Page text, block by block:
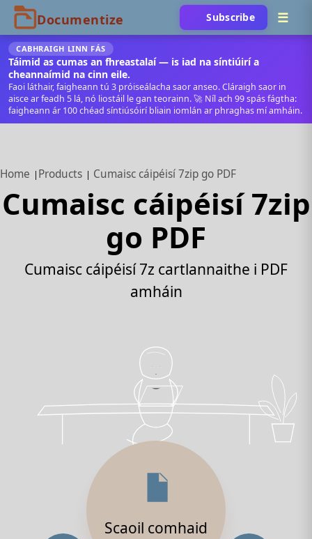
Subscribe
CABHRAIGH LINN FÁS
Táimid as cumas an fhreastalaí — is iad na síntiúirí a
cheannaímid na cinn eile.
Faoi láthair, faigheann tú 3 próiseálacha saor anseo. Cláraigh saor in
aisce ar feadh 5 lá, nó liostáil le gan teorainn. 🚀 Níl ach 99 spás fágtha:
faigheann ár 100 chéad síntiúsóirí bliain iomlán ar phraghas mí amháin.
Home Products Cumaisc cáipéisí 7zip go PDF
Cumaisc cáipéisí 7zip
go PDF
Cumaisc cáipéisí 7z cartlannaithe i PDF
amháin
Scaoil comhaid